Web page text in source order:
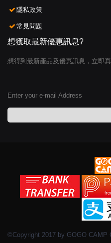
隱私政策
常見問題
想獲取最新優惠訊息?
想得到最新產品及優惠訊息，立即
Enter your e-mail Address
©Copyright 2017 by GOGO CAMP